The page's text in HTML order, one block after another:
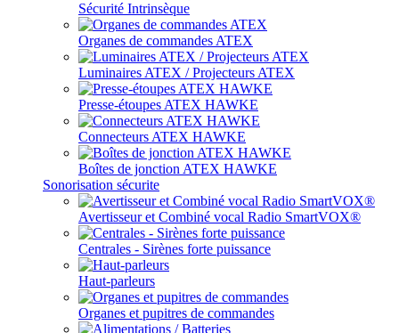
Sécurité Intrinsèque
Organes de commandes ATEX
Luminaires ATEX / Projecteurs ATEX
Presse-étoupes ATEX HAWKE
Connecteurs ATEX HAWKE
Boîtes de jonction ATEX HAWKE
Sonorisation sécurite
Avertisseur et Combiné vocal Radio SmartVOX®
Centrales - Sirènes forte puissance
Haut-parleurs
Organes et pupitres de commandes